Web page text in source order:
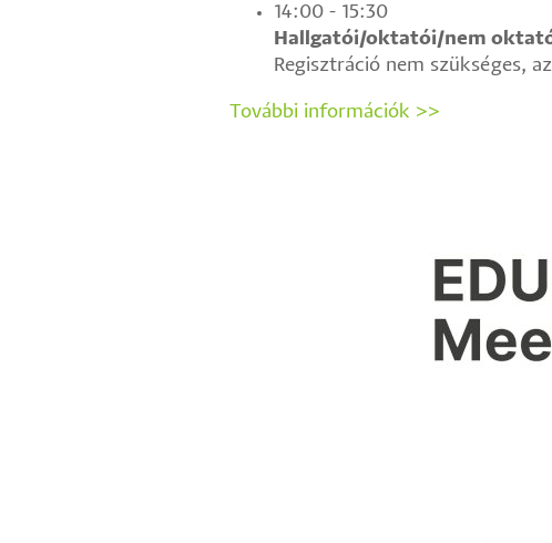
14:00 - 15:30
Hallgatói/oktatói/nem
Regisztráció nem szükséges,
További információk >>